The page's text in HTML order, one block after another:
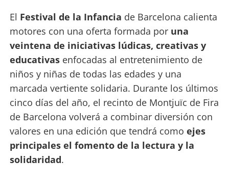
El Festival de la Infancia de Barcelona calienta
motores con una oferta formada por una
veintena de iniciativas lúdicas, creativas y
educativas enfocadas al entretenimiento de
niños y niñas de todas las edades y una
marcada vertiente solidaria. Durante los últimos
cinco días del año, el recinto de Montjuïc de Fira
de Barcelona volverá a combinar diversión con
valores en una edición que tendrá como ejes
principales el fomento de la lectura y la
solidaridad.